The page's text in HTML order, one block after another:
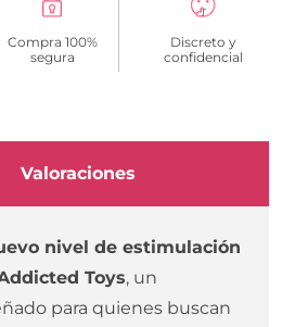
Compra 100%
segura
Discreto y
confidencial
Valoraciones
nivel de estimulación
Toys, un
para quienes buscan